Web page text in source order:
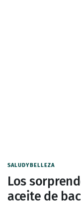
SALUDYBELLEZA
Los
aceite de